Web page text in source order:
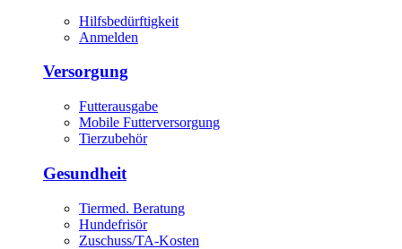
Hilfsbedürftigkeit
Anmelden
Versorgung
Futterausgabe
Mobile Futterversorgung
Tierzubehör
Gesundheit
Tiermed. Beratung
Hundefrisör
Zuschuss/TA-Kosten